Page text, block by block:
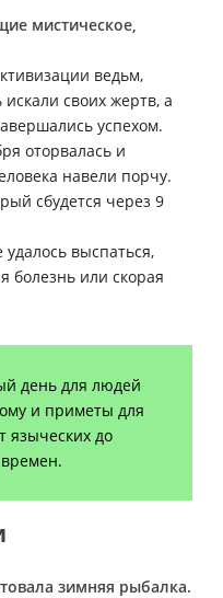
мистическое,
ведьм,
своих жертв, а
успехом.
оторвалась и
навели порчу.
сбудется через 9
выспаться,
болезнь или скорая
день для людей
и приметы для
языческих до
зимняя рыбалка.